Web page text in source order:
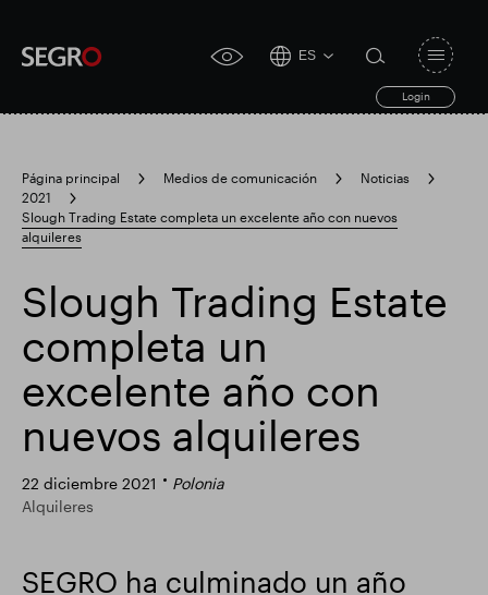
accessibility
ES
Login
search
form
Submit
Search
for
Responsable SEGRO Finca comercial Slough
Resultados financieros
toggle
Página principal Medios de comunicación
Noticias
2021
Slough Trading Estate completa un excelente año con nuevos
alquileres
Slough Trading Estate
completa un
excelente año con
nuevos alquileres
22 diciembre 2021
Polonia
Alquileres
SEGRO ha culminado un año